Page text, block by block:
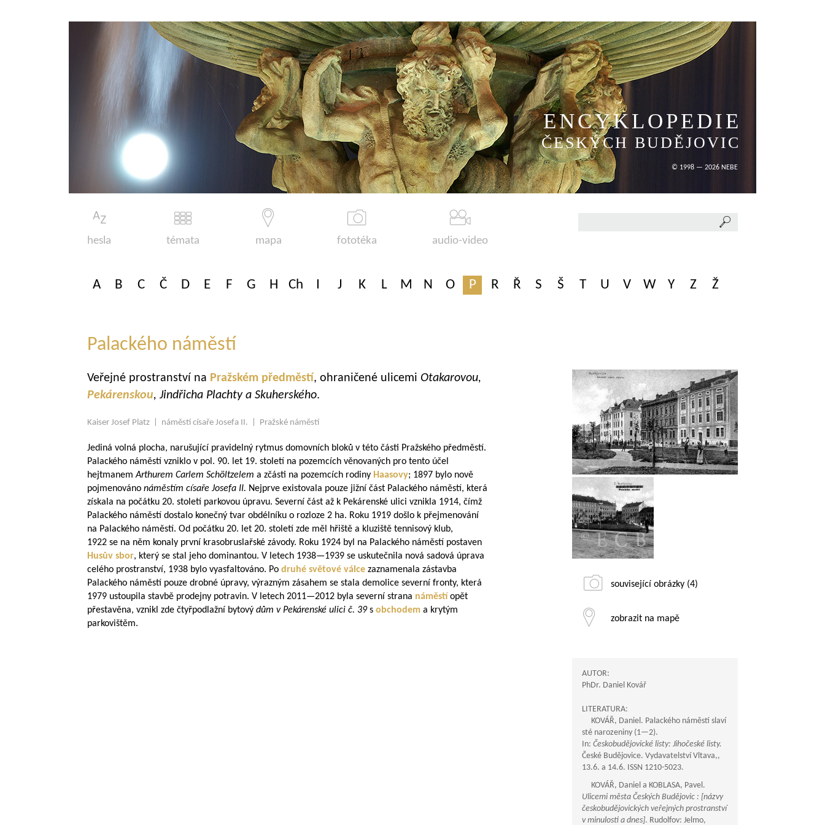
ENCYKLOPEDIE
ČESKÝCH BUDĚJOVIC
© 1998 — 2026 NEBE
hesla témata mapa fototéka audio-video
A B C Č D E F G H Ch I J K L M N O P R Ř S Š T U V W Y Z Ž
Palackého náměstí
Veřejné prostranství na Pražském předměstí, ohraničené ulicemi Otakarovou,
Pekárenskou, Jindřicha Plachty a Skuherského.
Kaiser Josef Platz | náměstí císaře Josefa II. | Pražské náměstí
Jediná volná plocha, narušující pravidelný rytmus domovních bloků v této části Pražského předměstí.
Palackého náměstí vzniklo v pol. 90. let 19. století na pozemcích věnovaných pro tento účel
hejtmanemArthurem Carlem Schöltzelem a zčásti na pozemcích rodiny Haasovy; 1897 bylo nově
pojmenováno náměstím císaře Josefa II. Nejprve existovala pouze jižní část Palackého náměstí, která
získala na počátku 20. století parkovou úpravu. Severní část až k Pekárenské ulici vznikla 1914, čímž
Palackého náměstí dostalo konečný tvar obdélníku o rozloze 2 ha. Roku 1919 došlo k přejmenování
na Palackého náměstí. Od počátku 20. let 20. století zde měl hřiště a kluziště tennisový klub,
1922 se na něm konaly první krasobruslařské závody. Roku 1924 byl na Palackého náměstí postaven
Husův sbor, který se stal jeho dominantou. V letech 1938—1939 se uskutečnila nová sadová úprava
celého prostranství, 1938 bylo vyasfaltováno. Po druhé světové válce zaznamenala zástavba
Palackého náměstí pouze drobné úpravy, výrazným zásahem se stala demolice severní fronty, která
1979 ustoupila stavbě prodejny potravin. V letech 2011—2012 byla severní strana náměstí opět
přestavěna, vznikl zde čtyřpodlažní bytový dům v Pekárenské ulici č. 39s obchodem a krytým
parkovištěm.
související obrázky (4)
zobrazit na mapě
AUTOR:
PhDr. Daniel Kovář
LITERATURA:
KOVÁŘ, Daniel. Palackého náměstí slaví
sté narozeniny (1—2).
In: Českobudějovické listy: Jihočeské listy.
České Budějovice. Vydavatelství Vltava,,
13.6. a 14.6. ISSN 1210-5023.
KOVÁŘ, Daniel a KOBLASA, Pavel.
Ulicemi města Českých Budějovic : [názvy
českobudějovických veřejných prostranství
v minulosti a dnes]. Rudolfov: Jelmo,